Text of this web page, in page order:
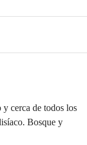
cerca de todos los
Bosque y